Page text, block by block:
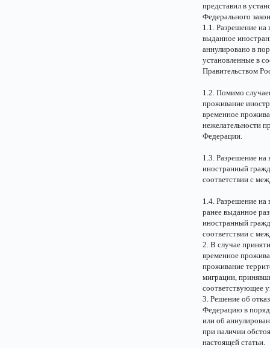
представил в
Федерального
1.1. Разрешение на
выданное
аннулировано в
установленные в
Правительством
1.2. Помимо
проживание
временное
нежелательности
Федерации.
1.3. Разрешение
иностранный
соответствии с
1.4. Разрешение
ранее выданное
иностранный
соответствии с
2. В случае
временное
проживание
миграции,
соответствующее
3. Решение об
Федерацию в
или об
при наличии
настоящей статьи.